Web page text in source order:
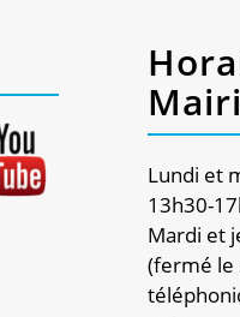
Lundi et
13h30-
Mardi et
(fermé le